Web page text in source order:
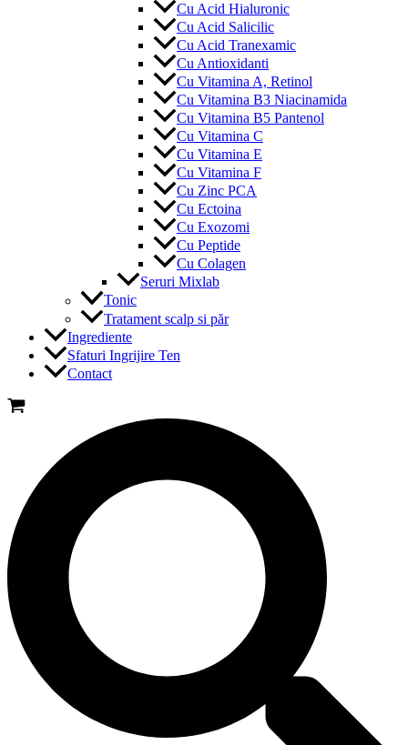
Cu Acid Hialuronic
Cu Acid Salicilic
Cu Acid Tranexamic
Cu Antioxidanti
Cu Vitamina A, Retinol
Cu Vitamina B3 Niacinamida
Cu Vitamina B5 Pantenol
Cu Vitamina C
Cu Vitamina E
Cu Vitamina F
Cu Zinc PCA
Cu Ectoina
Cu Exozomi
Cu Peptide
Cu Colagen
Seruri Mixlab
Tonic
Tratament scalp si păr
Ingrediente
Sfaturi Ingrijire Ten
Contact